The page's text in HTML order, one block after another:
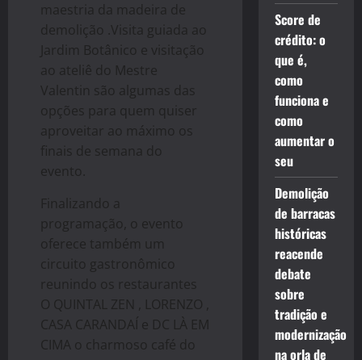
maestria da madeira de
demolição .Visita guiada ao
Jardim Botânico e visitação
ao ateliê do Mestre
Valentin são algumas das
opções para quem quiser
aproveitar ao máximo os
finais de semana do
evento.
Finalizando a
programação, o evento
oferece também um
circuito gastronômico
reunindo os restaurantes
O QUINTAL ZEN , LORENZO ,
CASA CARANDAÍ e DC LÀ EM
CIMA o charmoso café do
Score de
crédito: o
que é,
como
funciona e
como
aumentar o
seu
Demolição
de barracas
históricas
reacende
debate
sobre
tradição e
modernização
na orla de